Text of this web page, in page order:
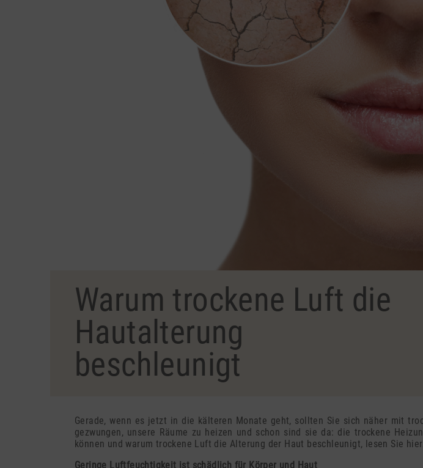
Warum trockene Luft die
Hautalterung
beschleunigt
Gerade, wenn es jetzt in die kälteren Monate geht, sollten Sie sich näher mit
gezwungen, unsere Räume zu heizen und schon sind sie da: die trockene
können und warum trockene Luft die Alterung der Haut beschleunigt, lesen Sie
Geringe Luftfeuchtigkeit ist schädlich für Körper und Haut